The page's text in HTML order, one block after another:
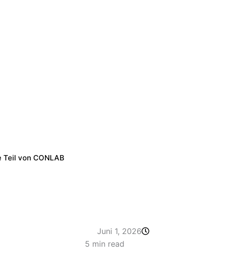
Teil von CONLAB
Juni 1, 2026
5 min read